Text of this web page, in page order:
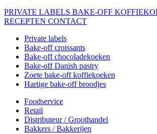
PRIVATE LABELS BAKE-OFF
RECEPTEN CONTACT
Private labels
Bake-off croissants
Bake-off chocoladekoeken
Bake-off Danish pastry
Zoete bake-off koffiekoeken
Hartige bake-off broodjes
Foodservice
Retail
Distributeur / Groothandel
Bakkers / Bakkerijen